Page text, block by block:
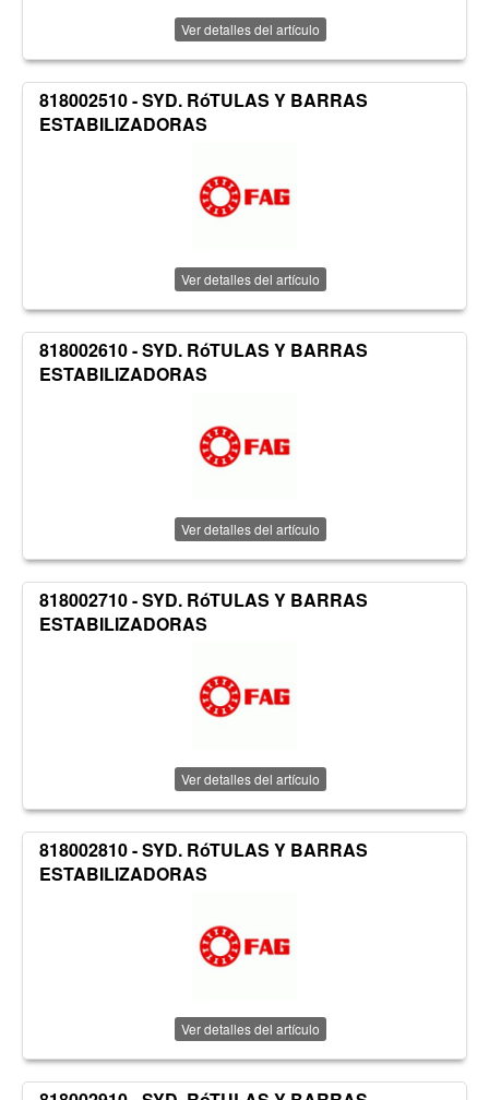
Ver detalles del artículo
818002510 - SYD. RóTULAS Y BARRAS
ESTABILIZADORAS
Ver detalles del artículo
818002610 - SYD. RóTULAS Y BARRAS
ESTABILIZADORAS
Ver detalles del artículo
818002710 - SYD. RóTULAS Y BARRAS
ESTABILIZADORAS
Ver detalles del artículo
818002810 - SYD. RóTULAS Y BARRAS
ESTABILIZADORAS
Ver detalles del artículo